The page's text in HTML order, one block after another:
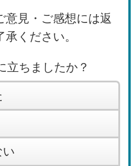
意見・ご感想には返
ください。
立ちましたか？
い